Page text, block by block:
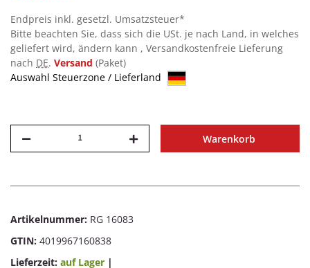
Endpreis inkl. gesetzl. Umsatzsteuer*
Bitte beachten Sie, dass sich die USt. je nach Land, in welches
geliefert wird, ändern kann , Versandkostenfreie Lieferung
nach DE. Versand (Paket)
Auswahl Steuerzone / Lieferland
Warenkorb
Artikelnummer: RG 16083
GTIN: 4019967160838
Lieferzeit: auf Lager |